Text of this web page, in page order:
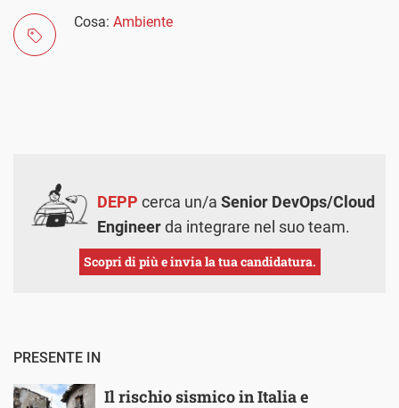
Cosa: Ambiente
DEPP cerca un/a Senior DevOps/Cloud
Engineerda integrare nel suo team.
Scopri di più e invia la tua candidatura.
PRESENTE IN
Il rischio sismico in Italia e